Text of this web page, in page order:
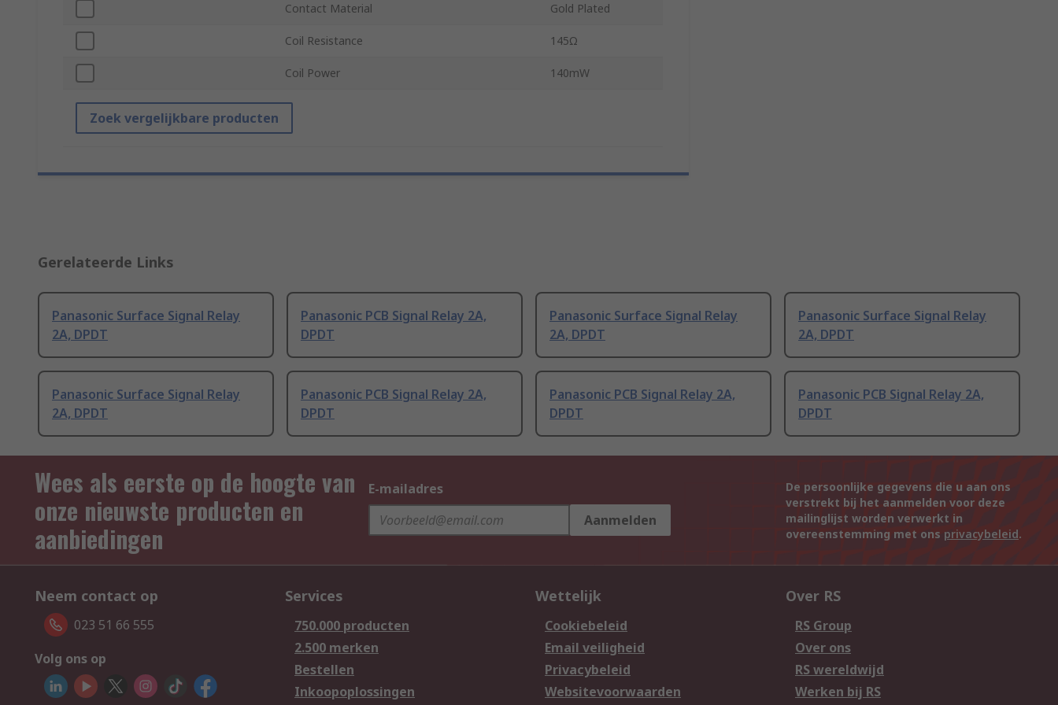
Contact Material Gold Plated
Coil Resistance 145Ω
Coil Power 140mW
Zoek vergelijkbare producten
Gerelateerde Links
Panasonic Surface Signal Relay
2A, DPDT
Panasonic PCB Signal Relay 2A,
DPDT
Panasonic Surface Signal Relay
2A, DPDT
Panasonic Surface Signal Relay
2A, DPDT
Panasonic Surface Signal Relay
2A, DPDT
Panasonic PCB Signal Relay 2A,
DPDT
Panasonic PCB Signal Relay 2A,
DPDT
Panasonic PCB Signal Relay 2A,
DPDT
Wees als eerste op de hoogte van
onze nieuwste producten en
aanbiedingen
E-mailadres
Aanmelden
De persoonlijke gegevens die u aan ons
verstrekt bij het aanmelden voor deze
mailinglijst worden verwerkt in
overeenstemming met ons privacybeleid.
Neem contact op
023 51 66 555
Volg ons op
Services
750.000 producten
2.500 merken
Bestellen
Inkoopoplossingen
Wettelijk
Cookiebeleid
Email veiligheid
Privacybeleid
Websitevoorwaarden
Over RS
RS Group
Over ons
RS wereldwijd
Werken bij RS